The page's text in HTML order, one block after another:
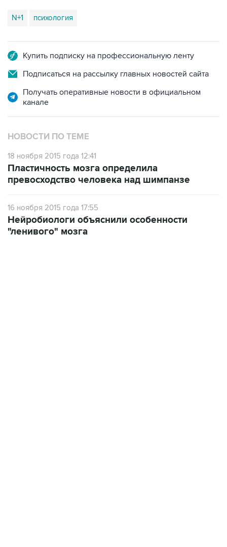
N+1 психология
Купить подписку на профессиональную ленту
Подписаться на рассылку главных новостей сайта
Получать оперативные новости в официальном
канале
НОВОСТИ ПО ТЕМЕ
18 ноября 2015 года 12:41
Пластичность мозга определила
превосходство человека над шимпанзе
16 ноября 2015 года 17:55
Нейробиологи объяснили особенности
"ленивого" мозга